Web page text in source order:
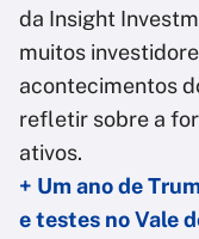
da Insight
muitos
acontecimentos
refletir sobre a
ativos.
+ Um ano de
e testes no Vale